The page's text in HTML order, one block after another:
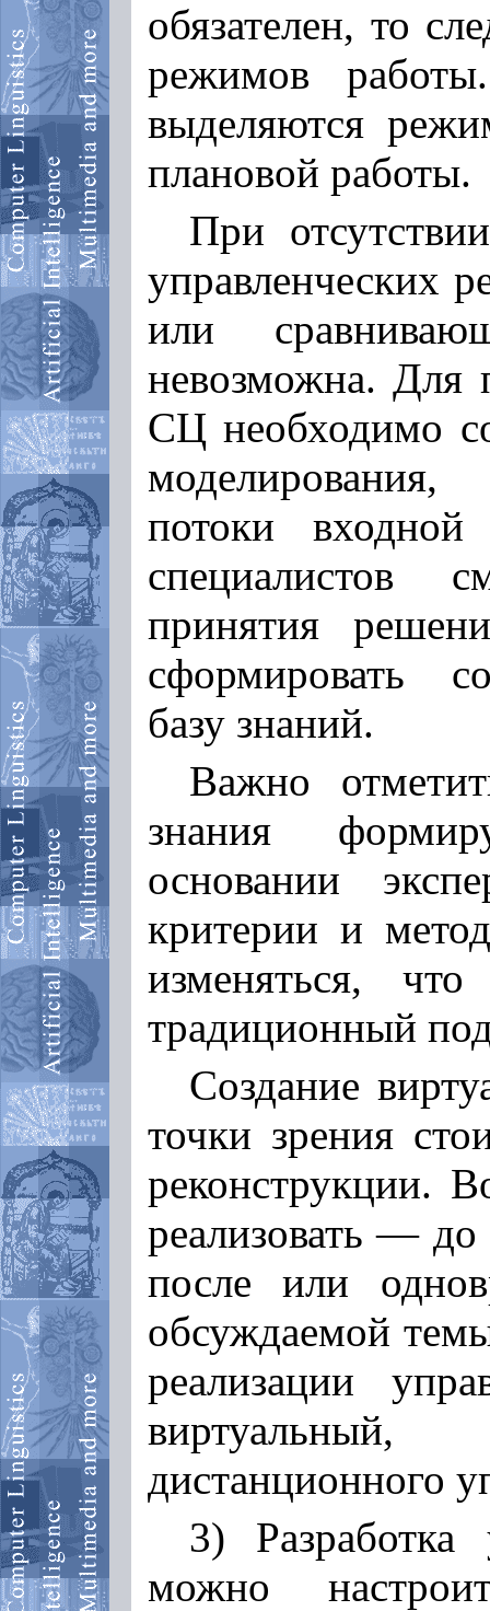
обязателен, то
режимов
выделяются
плановой работы.
При
управленческих
или
невозможна. Для
СЦ необходимо
моделирования,
потоки
специалистов
принятия
сформировать
базу знаний.
Важно
знания
основании
критерии и
изменяться,
традиционный
Создание
точки зрения
реконструкции.
реализовать — до
после или
обсуждаемой
реализации
виртуальный,
дистанционного
3)
можно